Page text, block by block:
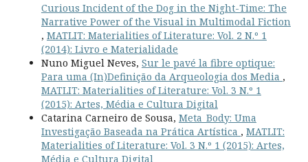
Curious Incident of the Dog in the Night-Time: The
Narrative Power of the Visual in Multimodal Fiction
, MATLIT: Materialities of Literature: Vol. 2 N.º 1
(2014): Livro e Materialidade
Nuno Miguel Neves, Sur le pavé la fibre optique:
Para uma (In)Definição da Arqueologia dos Media ,
MATLIT: Materialities of Literature: Vol. 3 N.º 1
(2015): Artes, Média e Cultura Digital
Catarina Carneiro de Sousa, Meta_Body: Uma
Investigação Baseada na Prática Artística , MATLIT:
Materialities of Literature: Vol. 3 N.º 1 (2015): Artes,
Média e Cultura Digital